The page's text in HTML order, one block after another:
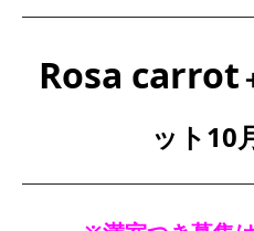
Rosa carrot
ット10